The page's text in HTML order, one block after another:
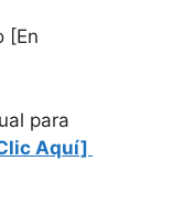
[En
para
Aquí]